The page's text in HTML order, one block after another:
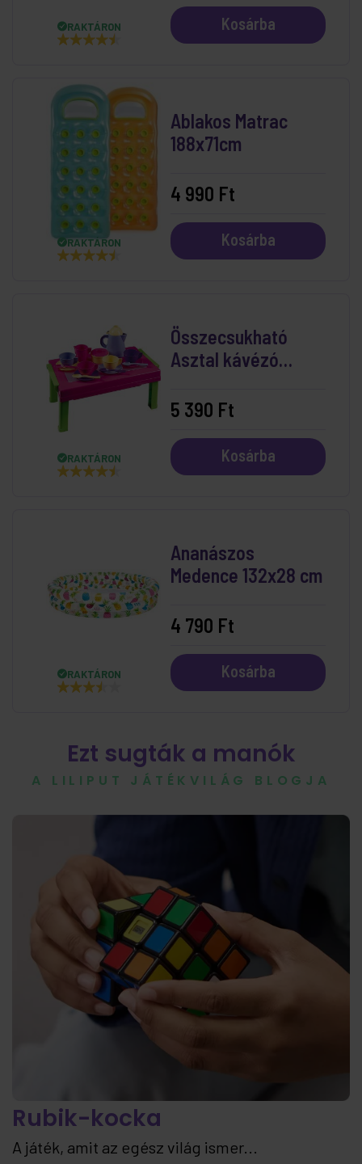
RAKTÁRON Kosárba
RAKTÁRON
Ablakos Matrac
188x71cm
4 990 Ft
Kosárba
RAKTÁRON
Összecsukható
Asztal kávézó
5 390 Ft
Kosárba
RAKTÁRON
Ananászos
Medence 132x28 cm
4 790 Ft
Kosárba
Ezt sugták a manók
A LILIPUT JÁTÉKVILÁG BLOGJA
Rubik-kocka
A játék, amit az egész világ ismer...